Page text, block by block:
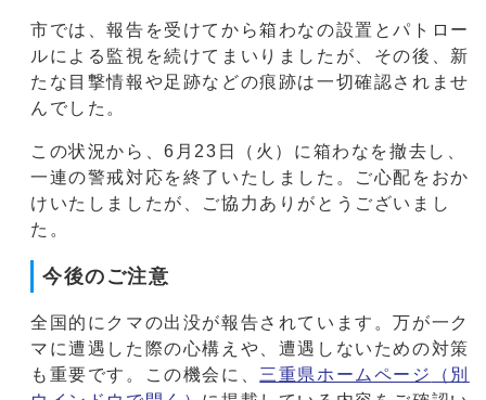
市では、報告を受けてから箱わなの設置とパトロー
ルによる監視を続けてまいりましたが、その後、新
たな目撃情報や足跡などの痕跡は一切確認されませ
んでした。
この状況から、6月23日（火）に箱わなを撤去し、
一連の警戒対応を終了いたしました。ご心配をおか
けいたしましたが、ご協力ありがとうございまし
た。
今後のご注意
全国的にクマの出没が報告されています。万が一ク
マに遭遇した際の心構えや、遭遇しないための対策
も重要です。この機会に、 三重県ホームページ
（別